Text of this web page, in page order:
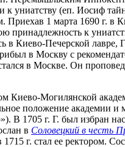
к униатству (еп. Иосиф
Приехав 1 марта 1690 г. в
принадлежность к
Киево-Печерской лавре,
в Москву с
в Москве. Он
Киево-Могилянской
положение академии
В 1705 г. Г. был избран
в Соловецкий в честь
г. стал ее ректором.